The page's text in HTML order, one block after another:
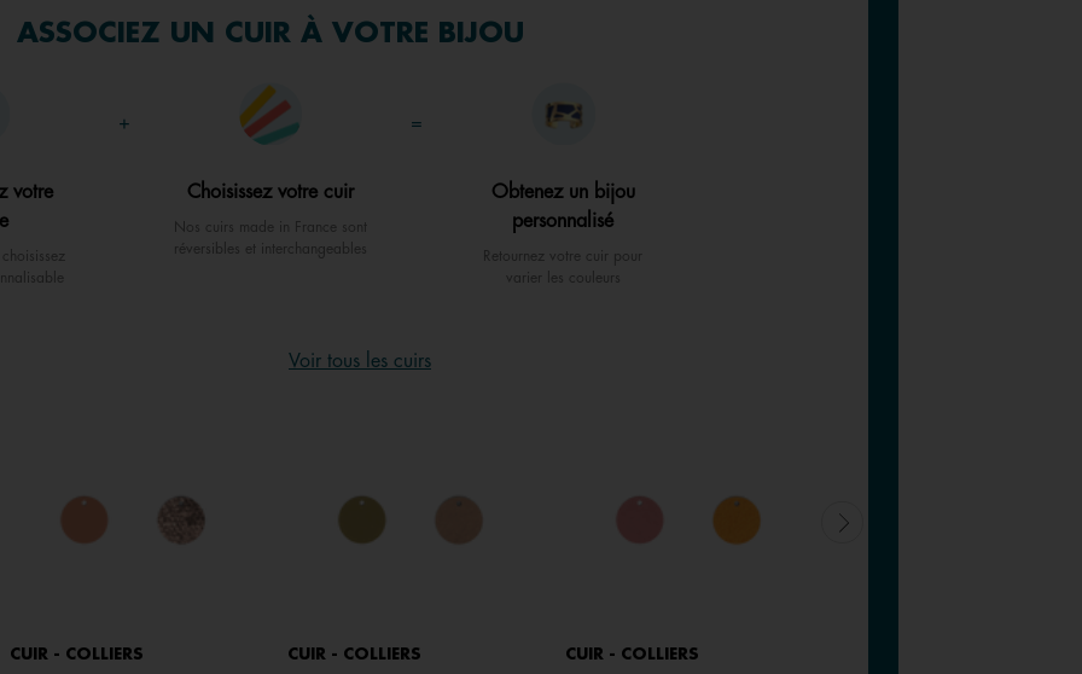
ASSOCIEZ UN CUIR À VOTRE BIJOU
+ =
votre
Choisissez votre cuir
Nos cuirs made in France sont
réversibles et interchangeables
Obtenez un bijou
personnalisé
Retournez votre cuir pour
varier les couleurs
Voir tous les cuirs
CUIR - COLLIERS CUIR - COLLIERS CUIR - COLLIERS